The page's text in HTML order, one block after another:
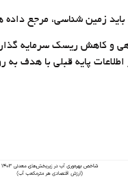
زمین شناسی، مرجع داده
و کاهش ریسک سرمایه
پایه قبلی با هدف به